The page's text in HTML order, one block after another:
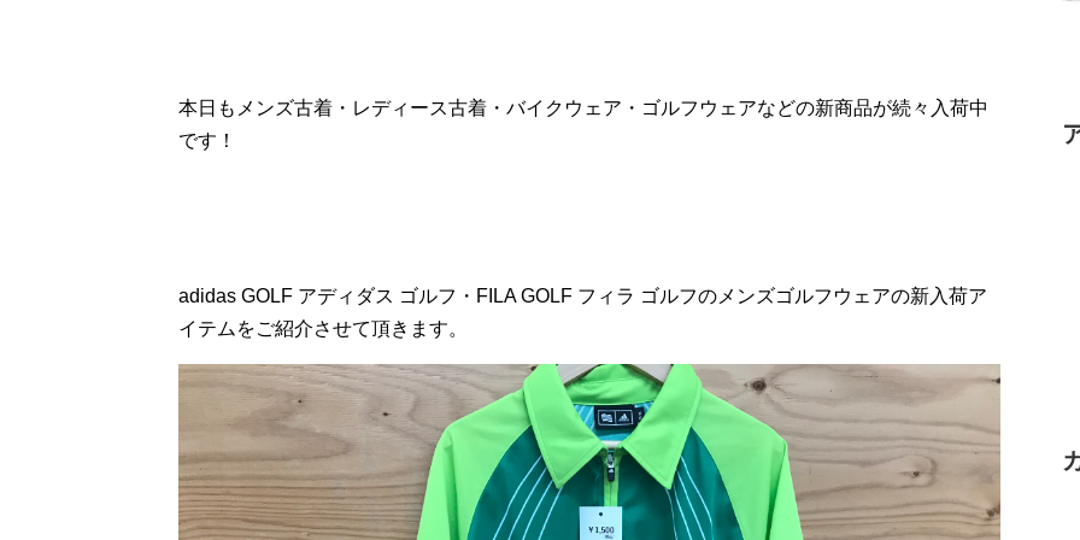
本日もメンズ古着・レディース古着・バイクウェア・ゴルフウェアなどの新商品が続々入荷中
です！
adidas GOLF アディダス ゴルフ・FILA GOLF フィラ ゴルフのメンズゴルフウェアの新入荷ア
イテムをご紹介させて頂きます。